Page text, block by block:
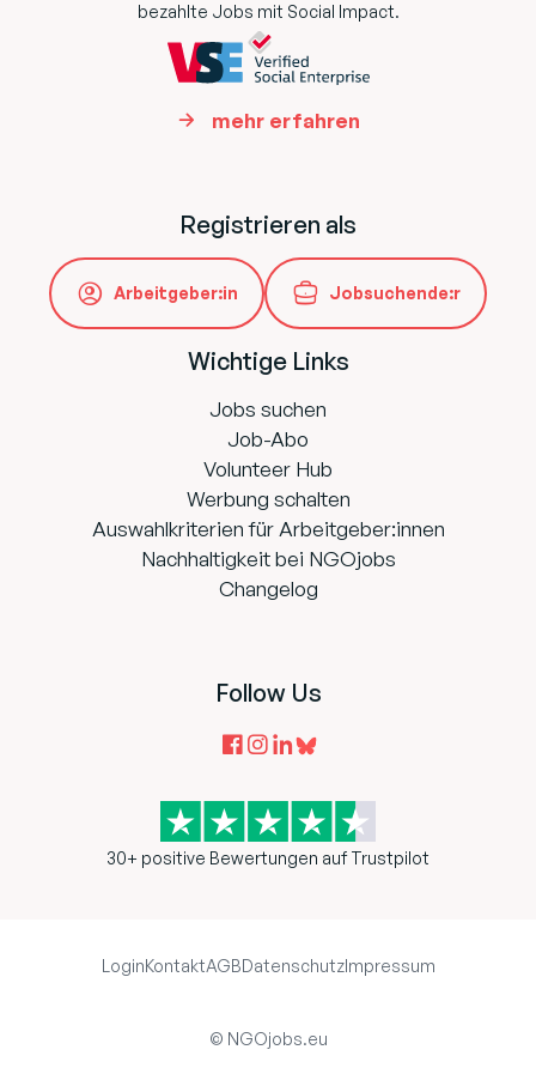
bezahlte Jobs mit Social Impact.
mehr erfahren
Registrieren als
Arbeitgeber:in Jobsuchende:r
Wichtige Links
Jobs suchen
Job-Abo
Volunteer Hub
Werbung schalten
Auswahlkriterien für Arbeitgeber:innen
Nachhaltigkeit bei NGOjobs
Changelog
Follow Us
30+ positive Bewertungen auf Trustpilot
LoginKontaktAGBDatenschutzImpressum
© NGOjobs.eu